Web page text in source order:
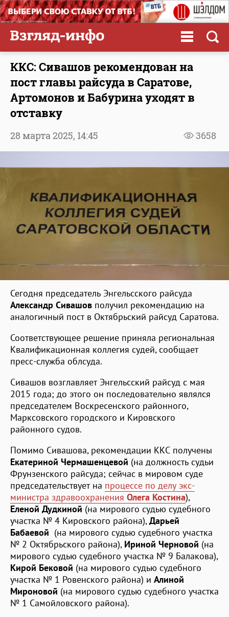
ККС: Сивашов рекомендован на
пост главы райсуда в Саратове,
Артомонов и Бабурина уходят в
отставку
3658
28 марта 2025, 14:45
Сегодня председатель Энгельсского райсуда
Александр Сивашов получил рекомендацию на
аналогичный пост в Октябрьский райсуд Саратова.
Соответствующее решение приняла региональная
Квалификационная коллегия судей, сообщает
пресс-служба облсуда.
Сивашов возглавляет Энгельсский райсуд с мая
2015 года; до этого он последовательно являлся
председателем Воскресенского районного,
Марксовского городского и Кировского
районного судов.
Помимо Сивашова, рекомендации ККС получены
Екатериной Чермашенцевой (на должность судьи
Фрунзенского райсуда; сейчас в мировом суде
председательствует на процессе по делу экс-
министра здравоохранения Олега Костина),
Еленой Дудкиной (на мирового судью судебного
участка № 4 Кировского района), Дарьей
Бабаевой (на мирового судью судебного участка
№ 2 Октябрьского района), Ириной Черновой (на
мирового судью судебного участка № 9 Балакова),
Кирой Бековой (на мирового судью судебного
участка № 1 Ровенского района) и Алиной
Мироновой (на мирового судью судебного участка
№ 1 Самойловского района).